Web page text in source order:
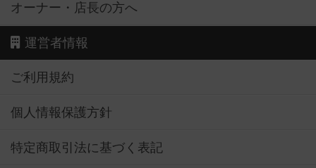
オーナー・店長の方へ
運営者情報
ご利用規約
個人情報保護方針
特定商取引法に基づく表記